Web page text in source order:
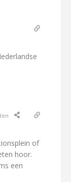
of
hoor.
een